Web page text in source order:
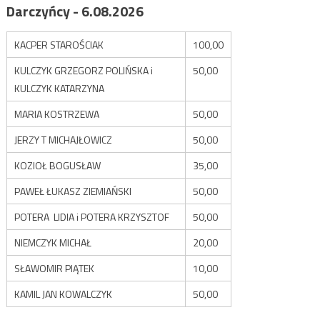
Darczyńcy - 6.08.2026
KACPER STAROŚCIAK
100,00
KULCZYK GRZEGORZ POLIŃSKA i
KULCZYK KATARZYNA
50,00
MARIA KOSTRZEWA
50,00
JERZY T MICHAJŁOWICZ
50,00
KOZIOŁ BOGUSŁAW
35,00
PAWEŁ ŁUKASZ ZIEMIAŃSKI
50,00
POTERA LIDIA i POTERA KRZYSZTOF
50,00
NIEMCZYK MICHAŁ
20,00
SŁAWOMIR PIĄTEK
10,00
KAMIL JAN KOWALCZYK
50,00